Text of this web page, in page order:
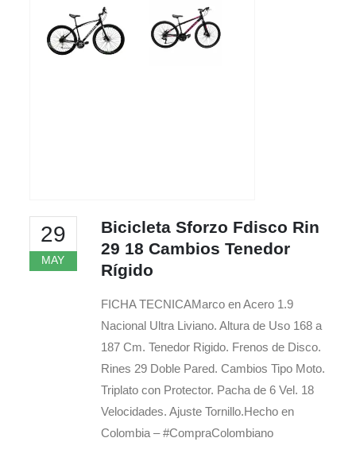
29
MAY
Bicicleta Sforzo Fdisco Rin
29 18 Cambios Tenedor
Rígido
FICHA TECNICAMarco en Acero 1.9
Nacional Ultra Liviano. Altura de Uso 168 a
187 Cm. Tenedor Rigido. Frenos de Disco.
Rines 29 Doble Pared. Cambios Tipo Moto.
Triplato con Protector. Pacha de 6 Vel. 18
Velocidades. Ajuste Tornillo.Hecho en
Colombia – #CompraColombiano